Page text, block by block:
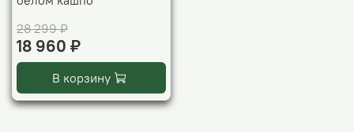
28 299 ₽
18 960 ₽
В корзину